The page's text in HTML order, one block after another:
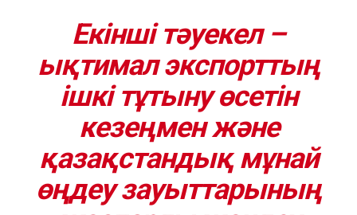
Екінші тәуекел –
ықтимал экспорттың
ішкі тұтыну өсетін
кезеңмен және
қазақстандық мұнай
өңдеу зауыттарының